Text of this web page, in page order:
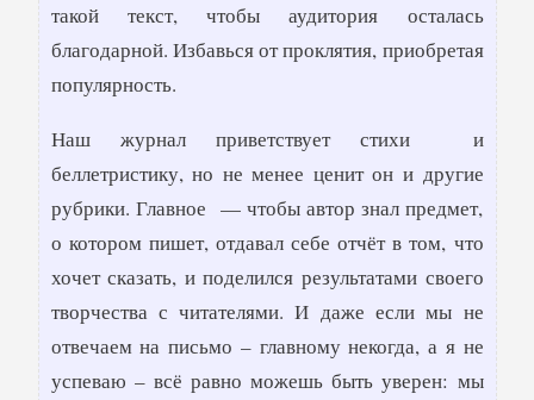
такой текст, чтобы аудитория осталась
благодарной. Избавься от проклятия, приобретая
популярность.
Наш журнал приветствует стихи и
беллетристику, но не менее ценит он и другие
рубрики. Главное — чтобы автор знал предмет,
о котором пишет, отдавал себе отчёт в том, что
хочет сказать, и поделился результатами своего
творчества с читателями. И даже если мы не
отвечаем на письмо – главному некогда, а я не
успеваю – всё равно можешь быть уверен: мы